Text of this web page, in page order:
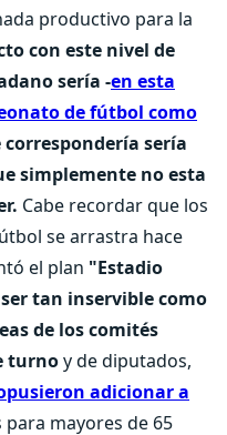
productivo para la
con este nivel de
sería -en esta
de fútbol como
correspondería sería
simplemente no esta
Cabe recordar que los
se arrastra hace
el plan "Estadio
tan inservible como
de los comités
turnoy de diputados,
adicionar a
mayores de 65